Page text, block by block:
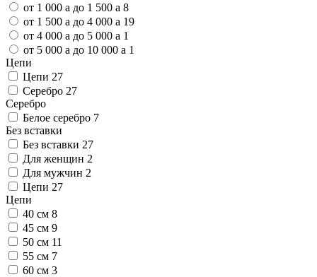
от 1 000 a до 1 500 a 8
от 1 500 a до 4 000 a 19
от 4 000 a до 5 000 a 1
от 5 000 a до 10 000 a 1
Цепи
Цепи 27
Серебро 27
Серебро
Белое серебро 7
Без вставки
Без вставки 27
Для женщин 2
Для мужчин 2
Цепи 27
Цепи
40 см 8
45 см 9
50 см 11
55 см 7
60 см 3